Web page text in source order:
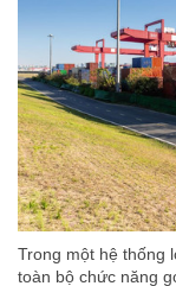
Trong một hệ thống
toàn bộ chức năng